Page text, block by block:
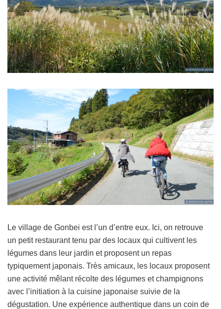
Le village de Gonbei est l’un d’entre eux. Ici, on retrouve
un petit restaurant tenu par des locaux qui cultivent les
légumes dans leur jardin et proposent un repas
typiquement japonais. Très amicaux, les locaux proposent
une activité mêlant récolte des légumes et champignons
avec l’initiation à la cuisine japonaise suivie de la
dégustation. Une expérience authentique dans un coin de